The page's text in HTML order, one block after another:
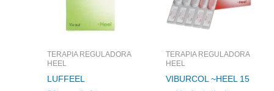
TERAPIA REGULADORA
HEEL
LUFFEEL
TERAPIA REGULADORA
HEEL
VIBURCOL ~HEEL 15